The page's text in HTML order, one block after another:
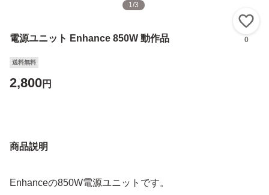
1/3
電源ユニット Enhance 850W 動作品 0
送料無料
2,800円
商品説明
Enhanceの850W電源ユニットです。